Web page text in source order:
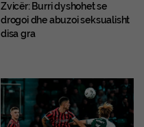
Zvicër: Burri dyshohet se
drogoi dhe abuzoi seksualisht
disa gra